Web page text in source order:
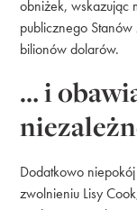
obniżek, wskazując
publicznego
bilionów dolarów.
… i
Dodatkowo
zwolnieniu Lisy